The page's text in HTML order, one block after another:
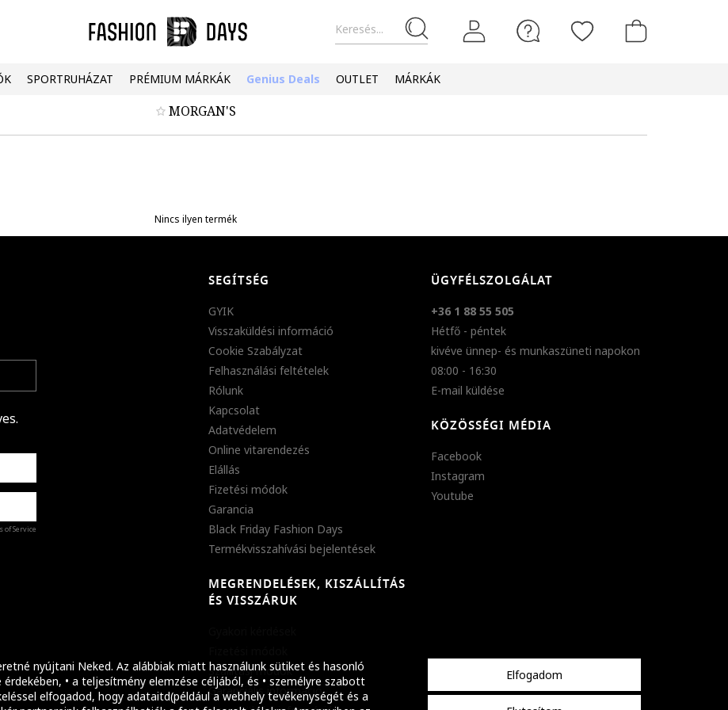
nyújtani Neked. Az alábbiak miatt használunk sütiket és hasonló
• a teljesítmény elemzése céljából, és • személyre szabott
elfogadod, hogy adataitd(például a webhely tevékenységét és a
Elfogadom
Keresés...
SPORTRUHÁZAT PRÉMIUM MÁRKÁK Genius Deals OUTLET MÁRKÁK
MORGAN'S
Nincs ilyen termék
of Service
SEGÍTSÉG
GYIK
Visszaküldési információ
Cookie Szabályzat
Felhasználási feltételek
Rólunk
Kapcsolat
Adatvédelem
Online vitarendezés
Elállás
Fizetési módok
Garancia
Black Friday Fashion Days
Termékvisszahívási bejelentések
MEGRENDELÉSEK, KISZÁLLÍTÁS
ÉS VISSZÁRUK
Szállítási módok
Garanciális információ
ÜGYFÉLSZOLGÁLAT
+36 1 88 55 505
Hétfő - péntek
kivéve ünnep- és munkaszüneti napokon
08:00 - 16:30
E-mail küldése
KÖZÖSSÉGI MÉDIA
Facebook
Instagram
Youtube